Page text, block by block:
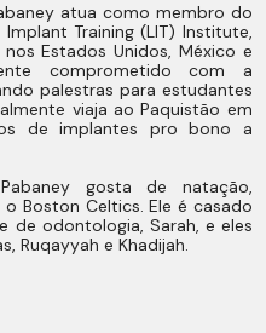
atua como membro do
Training (LIT) Institute,
Estados Unidos, México e
comprometido com a
palestras para estudantes
viaja ao Paquistão em
de implantes pro bono a
gosta de natação,
Boston Celtics. Ele é casado
de odontologia, Sarah, e eles
Ruqayyah e Khadijah.